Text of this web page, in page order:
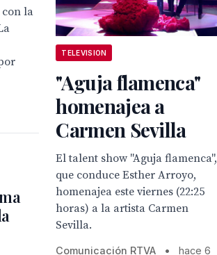
con la
TELEVISION
"Aguja flamenca"
homenajea a
Carmen Sevilla
El talent show "Aguja flamenca",
que conduce Esther Arroyo,
homenajea este viernes (22:25
horas) a la artista Carmen
Sevilla.
Comunicación RTVA •
hace 6